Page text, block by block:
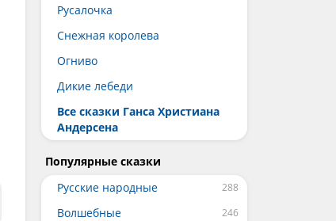
Русалочка
Снежная королева
Огниво
Дикие лебеди
Все сказки Ганса Христиана
Андерсена
Популярные сказки
Русские народные
Волшебные